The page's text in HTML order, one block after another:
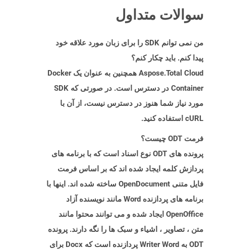
سوالات متداول
من نمی توانم SDK را برای زبان مورد علاقه خود
پیدا کنم. باید چکار کنم؟
Aspose.Total Cloud همچنین به عنوان یک Docker
Container در دسترس است. در صورتی که SDK
مورد نیاز شما هنوز در دسترس نیست، از آن با
cURL استفاده کنید.
فرمت ODT چیست؟
پرونده های ODT نوع اسناد است که با برنامه های
پردازش کلمه ایجاد شده اند که بر اساس فرمت
فایل متنی OpenDocument ساخته شده اند. اینها با
برنامه های پردازنده Word مانند نویسنده آزاد
OpenOffice ایجاد شده و می توانند محتوا مانند
متن ، تصاویر ، اشیاء و سبک ها را نگه دارند. پرونده
ODT به Writer Word پردازنده است که Docx برای